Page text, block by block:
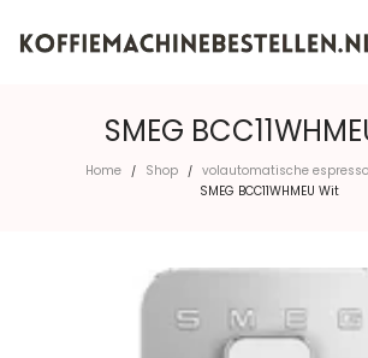
SMEG
Home / Shop / volautomatische
SMEG BCC11WHMEU Wit